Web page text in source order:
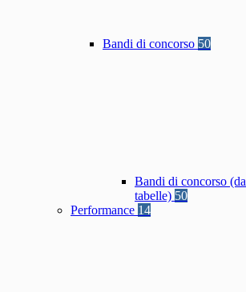
Bandi di concorso 50
Bandi di concorso
tabelle) 50
Performance 14